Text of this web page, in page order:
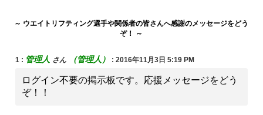
～ ウエイトリフティング選手や関係者の皆さんへ感謝のメッセージをどう
ぞ！ ～
1 : 管理人 さん （管理人） :2016年11月3日 5:19 PM
ログイン不要の掲示板です。応援メッセージをどう
ぞ！！